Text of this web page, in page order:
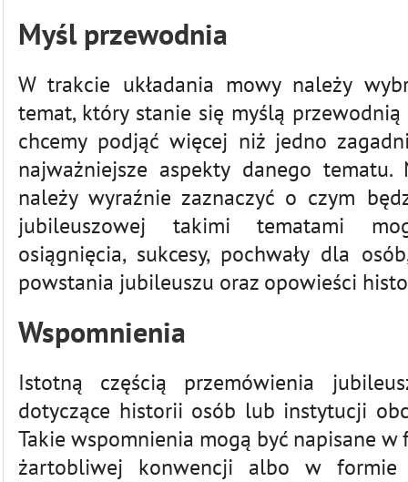
Myśl przewodnia
W trakcie układania mowy należy
temat, który stanie się myślą przewodnią
chcemy podjąć więcej niż jedno
najważniejsze aspekty danego
należy wyraźnie zaznaczyć o czym
jubileuszowej takimi tematami
osiągnięcia, sukcesy, pochwały dla
powstania jubileuszu oraz opowieści
Wspomnienia
Istotną częścią przemówienia
dotyczące historii osób lub instytucji
Takie wspomnienia mogą być napisane
żartobliwej konwencji albo w formie